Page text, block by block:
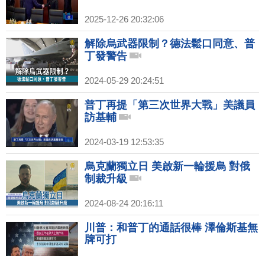
2025-12-26 20:32:06
解除烏武器限制？德法鬆口同意、普
丁發警告
2024-05-29 20:24:51
普丁再提「第三次世界大戰」美議員
訪基輔
2024-03-19 12:53:35
烏克蘭獨立日 美啟新一輪援烏 對俄
制裁升級
2024-08-24 20:16:11
川普：和普丁的通話很棒 澤倫斯基無
牌可打